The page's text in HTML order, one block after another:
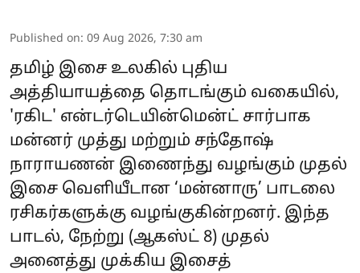
Published on: 09 Aug 2026, 7:30 am
தமிழ் இசை உலகில் புதிய
அத்தியாயத்தை தொடங்கும் வகையில்,
'ரகிட' என்டர்டெயின்மென்ட் சார்பாக
மன்னர் முத்து மற்றும் சந்தோஷ்
நாராயணன் இணைந்து வழங்கும் முதல்
இசை வெளியீடான ‘மன்னாரு’ பாடலை
ரசிகர்களுக்கு வழங்குகின்றனர். இந்த
பாடல், நேற்று (ஆகஸ்ட் 8) முதல்
அனைத்து முக்கிய இசைத்